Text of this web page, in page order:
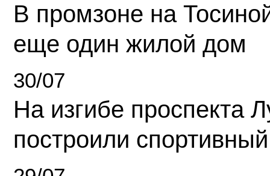
В промзоне на
еще один жилой дом
30/07
На изгибе проспекта
построили